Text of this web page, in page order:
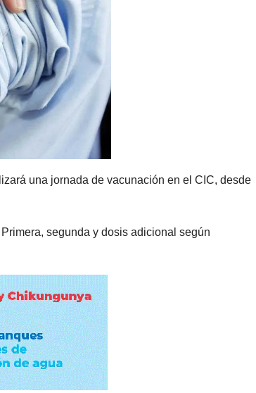
una jornada de vacunación en el CIC, desde
segunda y dosis adicional según